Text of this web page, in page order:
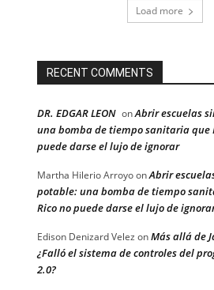
Load more
RECENT COMMENTS
DR. EDGAR LEON onAbrir escuelas
una bomba de tiempo sanitaria que
puede darse el lujo de ignorar
Martha Hilerio ArroyoonAbrir
potable: una bomba de tiempo
Rico no puede darse el lujo de
Edison Denizard Velez onMás allá de
¿Falló el sistema de controles del
2.0?